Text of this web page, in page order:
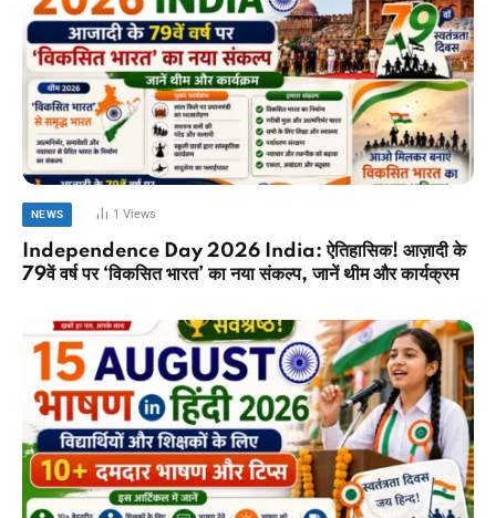
NEWS 1Views
Independence Day 2026 India: ऐतिहासिक! आज़ादी के
79वें वर्ष पर ‘विकसित भारत’ का नया संकल्प, जानें थीम और कार्यक्रम